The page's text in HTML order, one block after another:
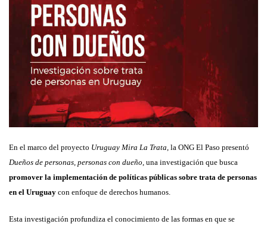
En el marco del proyecto Uruguay Mira La Trata, la ONG El Paso presentó
Dueños de personas, personas con dueño, una investigación que busca
promover la implementación de políticas públicas sobre trata de personas
en el Uruguay con enfoque de derechos humanos.
Esta investigación profundiza el conocimiento de las formas en que se